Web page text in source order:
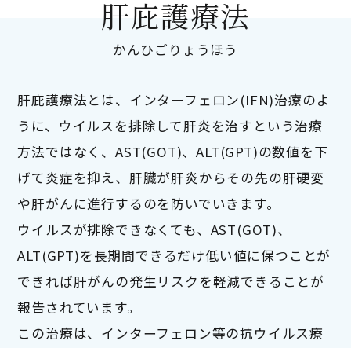
肝庇護療法
かんひごりょうほう
肝庇護療法とは、インターフェロン(IFN)治療のよ
うに、ウイルスを排除して肝炎を治すという治療
方法ではなく、AST(GOT)、ALT(GPT)の数値を下
げて炎症を抑え、肝臓が肝炎からその先の肝硬変
や肝がんに進行するのを防いでいきます。
ウイルスが排除できなくても、AST(GOT)、
ALT(GPT)を長期間できるだけ低い値に保つことが
できれば肝がんの発生リスクを軽減できることが
報告されています。
この治療は、インターフェロン等の抗ウイルス療